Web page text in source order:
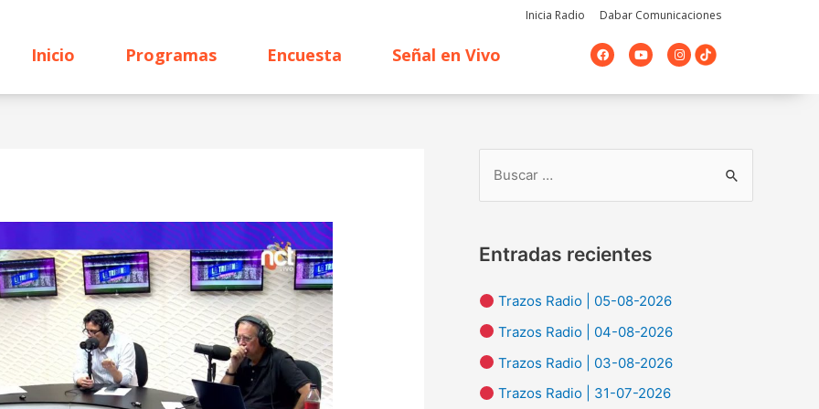
Inicia Radio Dabar Comunicaciones
Inicio Programas Encuesta Señal en Vivo
F
a
c
b
Y
o
u
u
I
n
s
a
u
c
p
o
r
Entradas recientes
Trazos Radio | 05-08-2026
Trazos Radio | 04-08-2026
Trazos Radio | 03-08-2026
Trazos Radio | 31-07-2026